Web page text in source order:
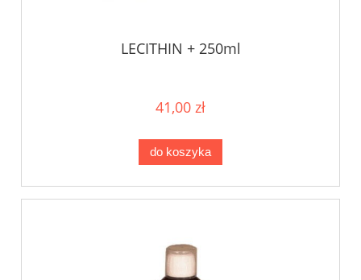
LECITHIN + 250ml
41,00 zł
do koszyka